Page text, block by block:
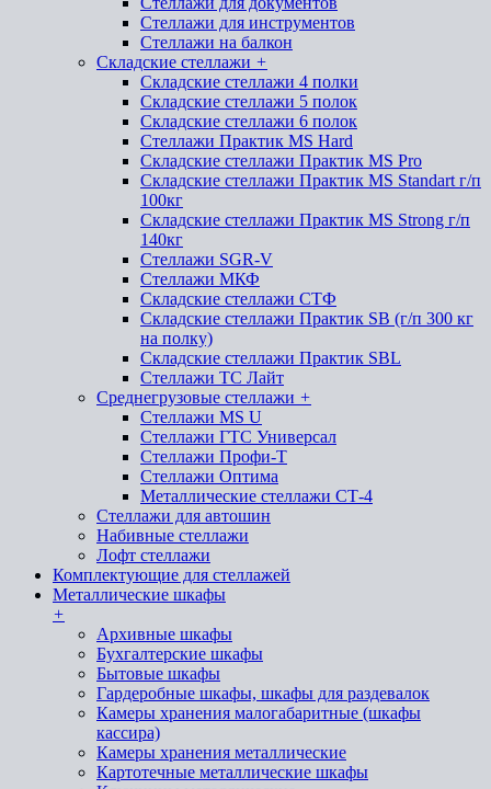
Стеллажи для инструментов
Стеллажи на балкон
Складские стеллажи +
Складские стеллажи 4 полки
Складские стеллажи 5 полок
Складские стеллажи 6 полок
Стеллажи Практик MS Hard
Складские стеллажи Практик MS Pro
Складские стеллажи Практик MS Standart г/п
100кг
Складские стеллажи Практик MS Strong г/п
140кг
Стеллажи SGR-V
Стеллажи МКФ
Складские стеллажи СТФ
Складские стеллажи Практик SB (г/п 300 кг
на полку)
Складские стеллажи Практик SBL
Стеллажи ТС Лайт
Среднегрузовые стеллажи +
Стеллажи MS U
Стеллажи ГТС Универсал
Стеллажи Профи-Т
Стеллажи Оптима
Металлические стеллажи СТ-4
Стеллажи для автошин
Набивные стеллажи
Лофт стеллажи
Комплектующие для стеллажей
Металлические шкафы
+
Архивные шкафы
Бухгалтерские шкафы
Бытовые шкафы
Гардеробные шкафы, шкафы для раздевалок
Камеры хранения малогабаритные (шкафы
кассира)
Камеры хранения металлические
Картотечные металлические шкафы